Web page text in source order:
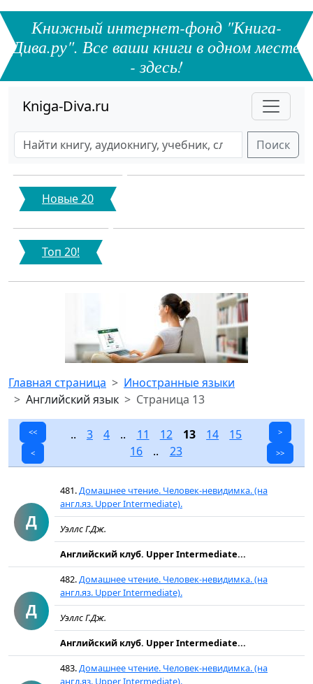
Книжный интернет-фонд "Книга-
Дива.ру". Все ваши книги в одном месте
- здесь!
Kniga-Diva.ru
Поиск
Новые 20
Топ 20!
Главная страница
Иностранные языки
Английский язык
Страница 13
<<
<
.. 3 4 .. 11 12 13 14
15
16 .. 23
>
>>
Д
481.Домашнее чтение. Человек-невидимка. (на
англ.яз. Upper Intermediate).
Уэллс Г.Дж.
Английский клуб. Upper Intermediate...
Д
482.Домашнее чтение. Человек-невидимка. (на
англ.яз. Upper Intermediate).
Уэллс Г.Дж.
Английский клуб. Upper Intermediate...
483.Домашнее чтение. Человек-невидимка. (на
англ.яз. Upper Intermediate).